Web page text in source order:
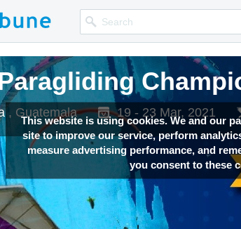
This website is using cookies. We and our
site to improve our service, perform
measure advertising performance, and
you consent to these
, Guatemala 19 - 23 Mar, 2021